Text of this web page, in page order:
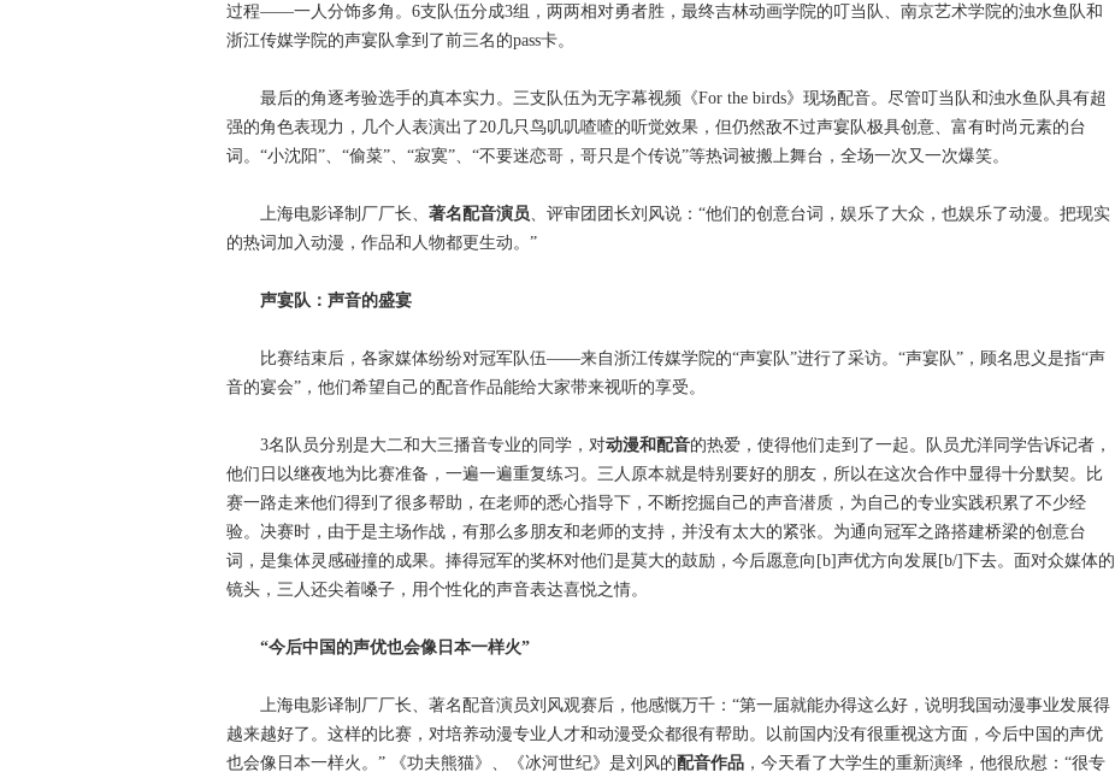
过程——一人分饰多角。6支队伍分成3组，两两相对勇者胜，最终吉林动画学院的叮当队、南京艺术学院的浊水鱼队和
浙江传媒学院的声宴队拿到了前三名的pass卡。
最后的角逐考验选手的真本实力。三支队伍为无字幕视频《For the birds》现场配音。尽管叮当队和浊水鱼队具有超
强的角色表现力，几个人表演出了20几只鸟叽叽喳喳的听觉效果，但仍然敌不过声宴队极具创意、富有时尚元素的台
词。“小沈阳”、“偷菜”、“寂寞”、“不要迷恋哥，哥只是个传说”等热词被搬上舞台，全场一次又一次爆笑。
上海电影译制厂厂长、 著名配音演员、评审团团长刘风说：“他们的创意台词，娱乐了大众，也娱乐了动漫。把现实
的热词加入动漫，作品和人物都更生动。”
声宴队：声音的盛宴
比赛结束后，各家媒体纷纷对冠军队伍——来自浙江传媒学院的“声宴队”进行了采访。“声宴队”，顾名思义是指“声
音的宴会”，他们希望自己的配音作品能给大家带来视听的享受。
3名队员分别是大二和大三播音专业的同学，对动漫和配音的热爱，使得他们走到了一起。队员尤洋同学告诉记者，
他们日以继夜地为比赛准备，一遍一遍重复练习。三人原本就是特别要好的朋友，所以在这次合作中显得十分默契。比
赛一路走来他们得到了很多帮助，在老师的悉心指导下，不断挖掘自己的声音潜质，为自己的专业实践积累了不少经
验。决赛时，由于是主场作战，有那么多朋友和老师的支持，并没有太大的紧张。为通向冠军之路搭建桥梁的创意台
词，是集体灵感碰撞的成果。捧得冠军的奖杯对他们是莫大的鼓励，今后愿意向[b]声优方向发展[b/]下去。面对众媒体的
镜头，三人还尖着嗓子，用个性化的声音表达喜悦之情。
“今后中国的声优也会像日本一样火”
上海电影译制厂厂长、著名配音演员刘风观赛后，他感慨万千：“第一届就能办得这么好，说明我国动漫事业发展得
越来越好了。这样的比赛，对培养动漫专业人才和动漫受众都很有帮助。以前国内没有很重视这方面，今后中国的声优
也会像日本一样火。” 《功夫熊猫》、《冰河世纪》是刘风的配音作品 ，今天看了大学生的重新演绎，他很欣慰：“很专